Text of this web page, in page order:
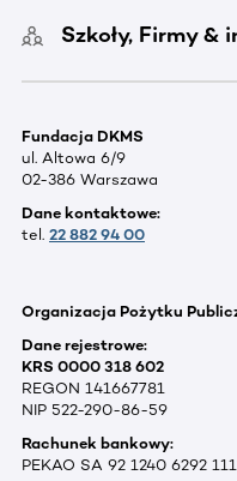
Szkoły, Firmy &
Fundacja DKMS
ul. Altowa 6/9
02-386 Warszawa
Dane kontaktowe:
tel. 22 882 94 00
Organizacja Pożytku
Dane rejestrowe:
KRS 0000 318 602
REGON 141667781
NIP 522-290-86-59
Rachunek bankowy:
PEKAO SA 92 1240 6292